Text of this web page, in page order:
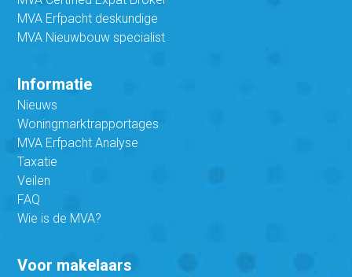
MVA Erfpacht deskundige
MVA Nieuwbouw specialist
Informatie
Nieuws
Woningmarktrapportages
MVA Erfpacht Analyse
Taxatie
Veilen
FAQ
Wie is de MVA?
Voor makelaars